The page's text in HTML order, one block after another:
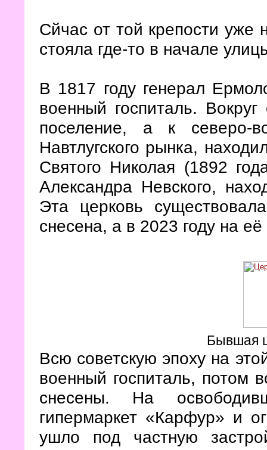
Сйчас от той крепости уже
стояла где-то в начале
В 1817 году генерал
военный госпиталь.
поселение, а к северо-
Навтлугского рынка,
Святого Николая (1892
Александра Невского,
Эта церковь
снесена, а в 2023 году на её
Бывшая
Всю советскую эпоху на
военный госпиталь, потом
снесены. На
гипермаркет «Карфур» и
ушло под частную